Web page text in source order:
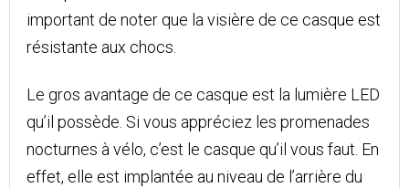
important de noter que la visière de ce casque est
résistante aux chocs.
Le gros avantage de ce casque est la lumière LED
qu’il possède. Si vous appréciez les promenades
nocturnes à vélo, c’est le casque qu’il vous faut. En
effet, elle est implantée au niveau de l’arrière du